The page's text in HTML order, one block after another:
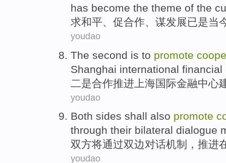
has become the theme of the
求和平、 促合作、 谋发展已是当
youdao
The second is to promote
Shanghai international financial
二是合作推进 上海国际金融中心
youdao
Both sides shall also promote
through their bilateral dialogue
双方将通过双边对话机制 ， 推进
youdao